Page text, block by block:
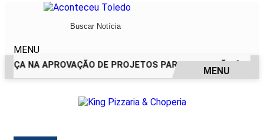
MENU
NA APROVAÇÃO DE PROJETOS PARA PROTEÇÃO ÀS
EM ALTA
MENU